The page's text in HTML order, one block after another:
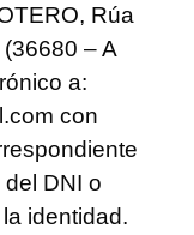
Rúa
– A
a:
con
DNI o
identidad.